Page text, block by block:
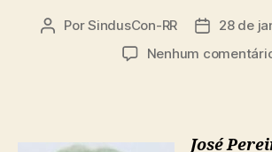
Autor
PorSindusCon-RR
Data28 de
Nenhum
José